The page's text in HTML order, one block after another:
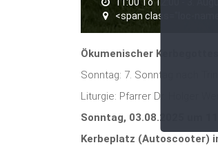
<span class="loc-
Ökumenischer
Sonntag: 7. Sonntag nach
Liturgie: Pfarrer Dr. Holger
Sonntag, 03.08.2025 um
Kerbeplatz (Autoscooter)